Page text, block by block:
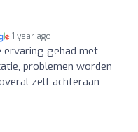
1 year ago
ervaring gehad met
problemen worden
zelf achteraan